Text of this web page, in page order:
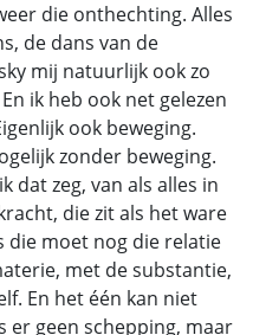
die onthechting. Alles
de dans van de
mij natuurlijk ook zo
ik heb ook net gelezen
ook beweging.
zonder beweging.
dat zeg, van als alles in
die zit als het ware
die moet nog die relatie
met de substantie,
En het één kan niet
er geen schepping, maar